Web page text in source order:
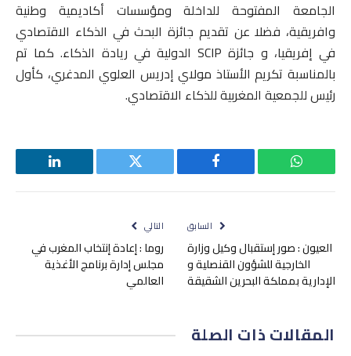
الجامعة المفتوحة للداخلة ومؤسسات أكاديمية وطنية
وافريقية، فضلا عن تقديم جائزة البحث في الذكاء الاقتصادي
في إفريقيا، و جائزة SCIP الدولية في ريادة الذكاء. كما تم
بالمناسبة تكريم الأستاذ مولاي إدريس العلوي المدغري، كأول
رئيس للجمعية المغربية للذكاء الاقتصادي.
واتساب فيسبوك تويتر لينكدإن
السابق
العيون : صور إستقبال وكيل وزارة
الخارجية للشؤون القنصلية و
الإدارية بمملكة البحرين الشقيقة
التالي
روما : إعادة إنتخاب المغرب في
مجلس إدارة برنامج الأغذية
العالمي
المقالاتذات الصلة